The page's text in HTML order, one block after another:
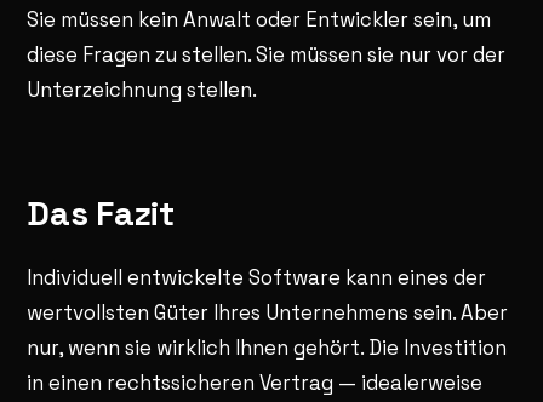
Sie müssen kein Anwalt oder Entwickler sein, um
diese Fragen zu stellen. Sie müssen sie nur vor der
Unterzeichnung stellen.
Das Fazit
Individuell entwickelte Software kann eines der
wertvollsten Güter Ihres Unternehmens sein. Aber
nur, wenn sie wirklich Ihnen gehört. Die Investition
in einen rechtssicheren Vertrag — idealerweise